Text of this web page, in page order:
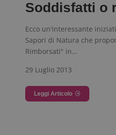
Soddisfatti o
Ecco un'interessante
Sapori di Natura che
Rimborsati" in…
29 Luglio 2013
Leggi Articolo